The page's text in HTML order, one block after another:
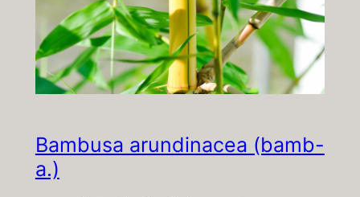
Bambusa arundinacea (bamb-
a.)